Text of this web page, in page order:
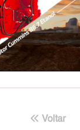
Voltar